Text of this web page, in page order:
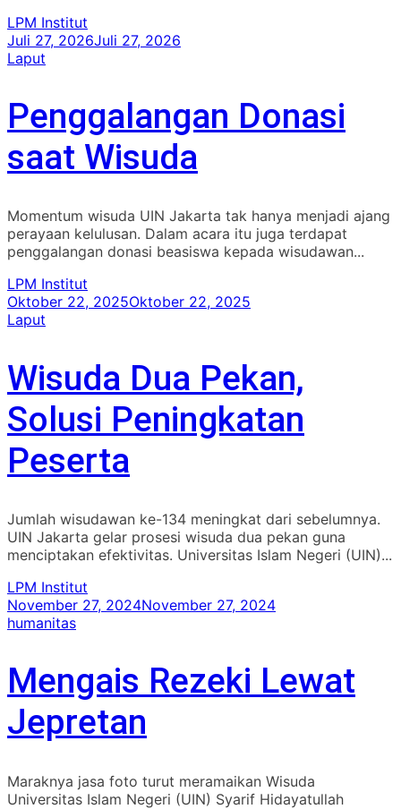
LPM Institut
Juli 27, 2026Juli 27, 2026
Laput
Penggalangan Donasi
saat Wisuda
Momentum wisuda UIN Jakarta tak hanya menjadi ajang
perayaan kelulusan. Dalam acara itu juga terdapat
penggalangan donasi beasiswa kepada wisudawan...
LPM Institut
Oktober 22, 2025Oktober 22, 2025
Laput
Wisuda Dua Pekan,
Solusi Peningkatan
Peserta
Jumlah wisudawan ke-134 meningkat dari sebelumnya.
UIN Jakarta gelar prosesi wisuda dua pekan guna
menciptakan efektivitas. Universitas Islam Negeri (UIN)...
LPM Institut
November 27, 2024November 27, 2024
humanitas
Mengais Rezeki Lewat
Jepretan
Maraknya jasa foto turut meramaikan Wisuda
Universitas Islam Negeri (UIN) Syarif Hidayatullah